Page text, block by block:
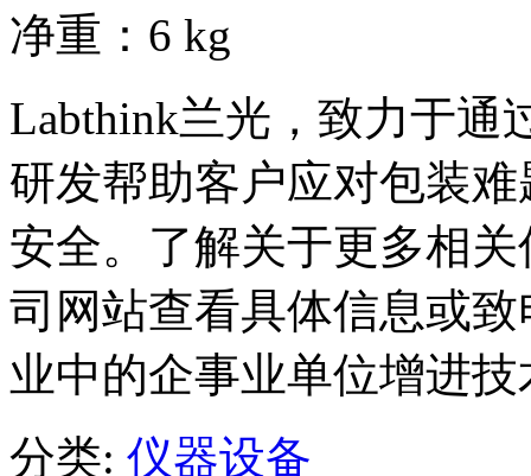
净重：6 kg
Labthink兰光，致力于通
研发帮助客户应对包装
安全。了解关于更多相
司网站查看具体信息或
业中的企事业单位增进
分类: 仪器设备